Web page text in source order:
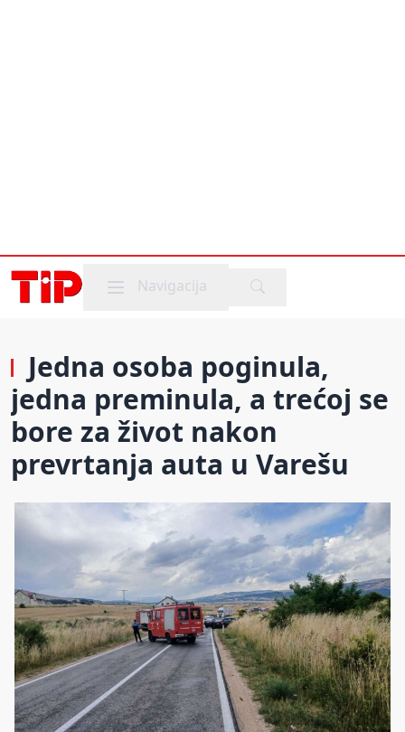
Mobile menu
Navigacija
Jedna osoba poginula,
jedna preminula, a trećoj se
bore za život nakon
prevrtanja auta u Varešu